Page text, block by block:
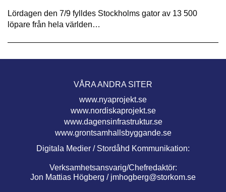
Lördagen den 7/9 fylldes Stockholms gator av 13 500
löpare från hela världen…
VÅRA ANDRA SITER
www.nyaprojekt.se
www.nordiskaprojekt.se
www.dagensinfrastruktur.se
www.grontsamhallsbyggande.se
Digitala Medier / Stordåhd Kommunikation:
Verksamhetsansvarig/Chefredaktör:
Jon Mattias Högberg / jmhogberg@storkom.se